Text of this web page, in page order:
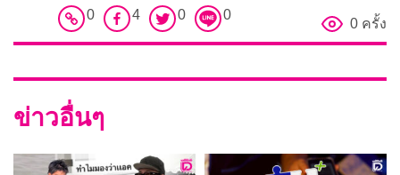
0 4 0 0
0 ครั้ง
ข่าวอื่นๆ